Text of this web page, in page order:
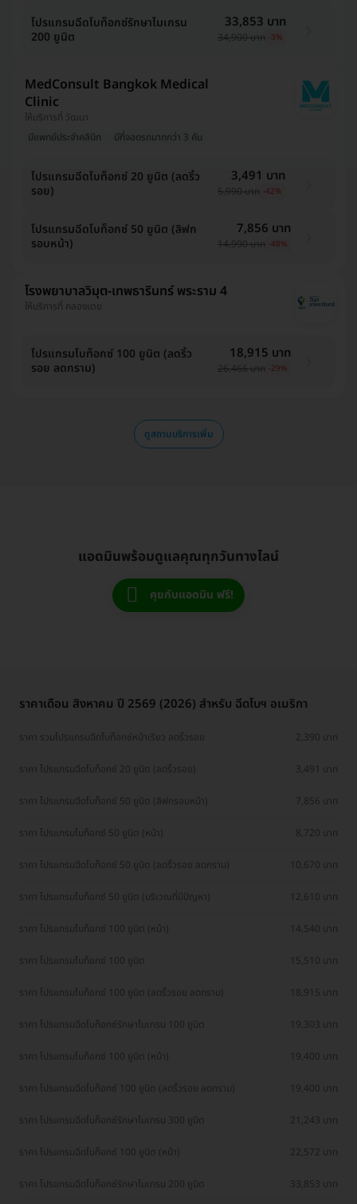
โปรแกรมฉีดโบท็อกซ์รักษาไมเกรน
200 ยูนิต
33,853 บาท
34,900 บาท -3%
MedConsult Bangkok Medical
Clinic
ให้บริการที่ วัฒนา
มีแพทย์ประจำคลินิก
มีที่จอดรถมากกว่า 3 คัน
โปรแกรมฉีดโบท็อกซ์ 20 ยูนิต (ลดริ้ว
รอย)
3,491 บาท
5,990 บาท -42%
โปรแกรมฉีดโบท็อกซ์ 50 ยูนิต (ลิฟก
รอบหน้า)
7,856 บาท
14,990 บาท -48%
โรงพยาบาลวิมุต-เทพธารินทร์ พระราม 4
ให้บริการที่ คลองเตย
โปรแกรมโบท็อกซ์ 100 ยูนิต (ลดริ้ว
รอย ลดกราม)
18,915 บาท
26,466 บาท -29%
ดูสถานบริการเพิ่ม
แอดมินพร้อมดูแลคุณทุกวันทางไลน์
คุยกับแอดมิน ฟรี!
ราคาเดือน สิงหาคม ปี 2569 (2026) สำหรับ ฉีดโบฯ อเมริกา
ราคา รวมโปรแกรมฉีดโบท็อกซ์หน้าเรียว ลดริ้วรอย 2,390 บาท
ราคา โปรแกรมฉีดโบท็อกซ์ 20 ยูนิต (ลดริ้วรอย) 3,491 บาท
ราคา โปรแกรมฉีดโบท็อกซ์ 50 ยูนิต (ลิฟกรอบหน้า) 7,856 บาท
ราคา โปรแกรมโบท็อกซ์ 50 ยูนิต (หน้า) 8,720 บาท
ราคา โปรแกรมฉีดโบท็อกซ์ 50 ยูนิต (ลดริ้วรอย ลดกราม) 10,670 บาท
ราคา โปรแกรมโบท็อกซ์ 50 ยูนิต (บริเวณที่มีปัญหา) 12,610 บาท
ราคา โปรแกรมโบท็อกซ์ 100 ยูนิต (หน้า) 14,540 บาท
ราคา โปรแกรมโบท็อกซ์ 100 ยูนิต 15,510 บาท
ราคา โปรแกรมโบท็อกซ์ 100 ยูนิต (ลดริ้วรอย ลดกราม) 18,915 บาท
ราคา โปรแกรมฉีดโบท็อกซ์รักษาไมเกรน 100 ยูนิต 19,303 บาท
ราคา โปรแกรมโบท็อกซ์ 100 ยูนิต (หน้า) 19,400 บาท
ราคา โปรแกรมฉีดโบท็อกซ์ 100 ยูนิต (ลดริ้วรอย ลดกราม) 19,400 บาท
ราคา โปรแกรมฉีดโบท็อกซ์รักษาไมเกรน 300 ยูนิต 21,243 บาท
ราคา โปรแกรมฉีดโบท็อกซ์ 100 ยูนิต (หน้า) 22,572 บาท
ราคา โปรแกรมฉีดโบท็อกซ์รักษาไมเกรน 200 ยูนิต 33,853 บาท